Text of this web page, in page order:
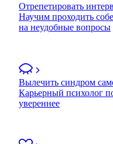
Отрепетировать
Научим проходить
на неудобные вопросы
Вылечить синдром
Карьерный психолог
увереннее